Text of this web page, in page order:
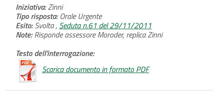
Iniziativa:Zinni
Tipo risposta:Orale Urgente
Esito:Svolta , Seduta n.61 del 29/11/2011
Note:Risponde assessore Moroder, replica Zinni
Testo dell'interrogazione:
Scarica documento in formato PDF